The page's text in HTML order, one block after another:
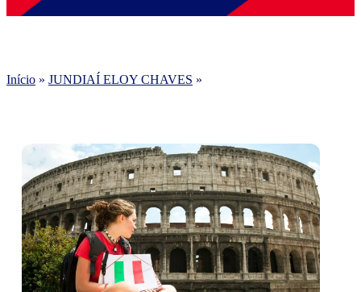
Início » JUNDIAÍ ELOY CHAVES »